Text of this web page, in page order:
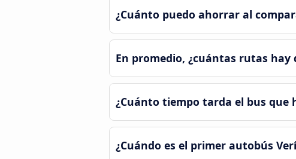
¿Cuánto puedo ahorrar al
En promedio, ¿cuántas rutas hay
¿Cuánto tiempo tarda el bus que
¿Cuándo es el primer autobús